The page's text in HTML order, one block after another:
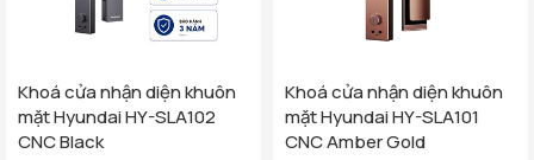
Khoá cửa nhận diện khuôn
mặt Hyundai HY-SLA102
CNC Black
Khoá cửa nhận diện khuôn
mặt Hyundai HY-SLA101
CNC Amber Gold